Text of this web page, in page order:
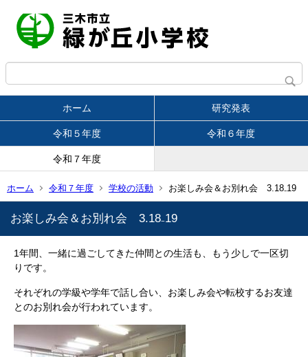
ホーム 研究発表
令和５年度 令和６年度
令和７年度
ホーム 令和７年度 学校の活動 お楽しみ会＆お別れ会 3.18₋19
お楽しみ会＆お別れ会 3.18₋19
1年間、一緒に過ごしてきた仲間との生活も、もう少しで一区切
りです。
それぞれの学級や学年で話し合い、お楽しみ会や転校するお友達
とのお別れ会が行われています。